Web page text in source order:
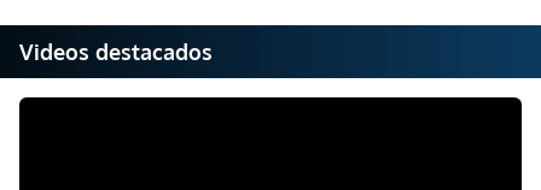
Videos destacados